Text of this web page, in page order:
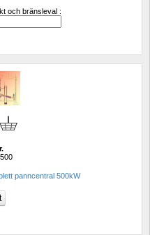
och bränsleval :
panncentral 500kW